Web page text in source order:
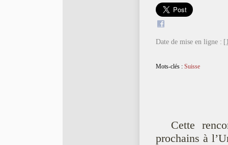
Date de mise en ligne :
Mots-clés : Suisse
Cette
prochains à